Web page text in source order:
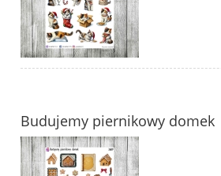
Budujemy piernikowy domek